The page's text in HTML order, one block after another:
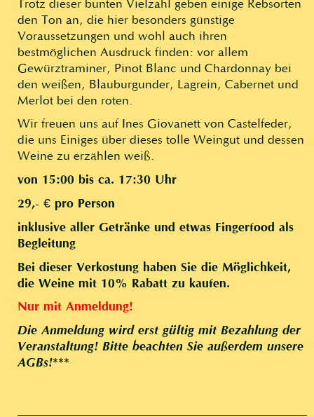
Trotz dieser bunten Vielzahl geben einige Rebsorten
den Ton an, die hier besonders günstige
Voraussetzungen und wohl auch ihren
bestmöglichen Ausdruck finden: vor allem
Gewürztraminer, Pinot Blanc und Chardonnay bei
den weißen, Blauburgunder, Lagrein, Cabernet und
Merlot bei den roten.
Wir freuen uns auf Ines Giovanett von Castelfeder,
die uns Einiges über dieses tolle Weingut und dessen
Weine zu erzählen weiß.
von 15:00 bis ca. 17:30 Uhr
29,- € pro Person
inklusive aller Getränke und etwas Fingerfood als
Begleitung
Bei dieser Verkostung haben Sie die Möglichkeit,
die Weine mit 10% Rabatt zu kaufen.
Nur mit Anmeldung!
Die Anmeldung wird erst gültig mit Bezahlung der
Veranstaltung! Bitte beachten Sie außerdem unsere
AGBs!***